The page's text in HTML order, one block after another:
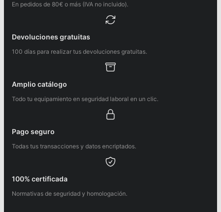
En pedidos de 80€ o más (IVA no incluido).
Devoluciones gratuitas
100 días para realizar tus devoluciones gratuitas.
Amplio catálogo
Todo tu equipamiento en seguridad laboral en un clic.
Pago seguro
Todas tus transacciones y datos encriptados.
100% certificada
Normativas de seguridad y homologación.